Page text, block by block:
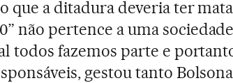
que a ditadura deveria ter
não pertence a uma sociedade
todos fazemos parte e
gestou tanto